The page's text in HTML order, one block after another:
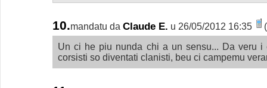
10.mandatu da Claude E. u 26/05/2012 16:35
Un ci he piu nunda chi a un sensu... Da veru i
corsisti so diventati clanisti, beu ci campemu